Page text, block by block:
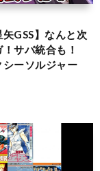
矢GSS】なんと次
サバ統合も！
シーソルジャー